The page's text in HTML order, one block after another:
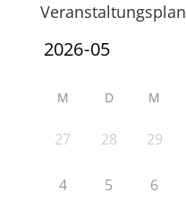
Veranstaltungsplan
M D M
27 28 29
4 5 6